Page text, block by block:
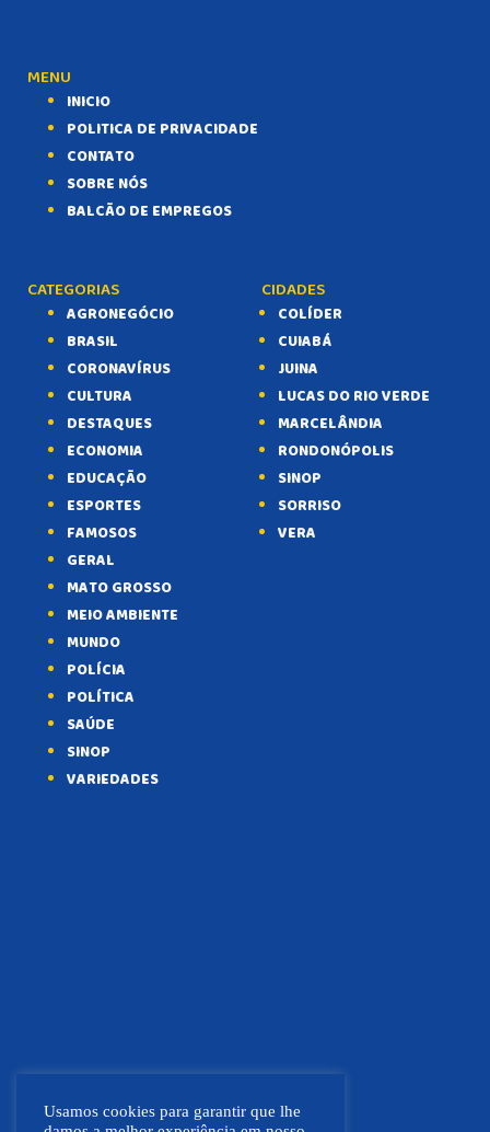
MENU
INICIO
POLITICA DE PRIVACIDADE
CONTATO
SOBRE NÓS
BALCÃO DE EMPREGOS
CATEGORIAS
AGRONEGÓCIO
BRASIL
CORONAVÍRUS
CULTURA
DESTAQUES
ECONOMIA
EDUCAÇÃO
ESPORTES
FAMOSOS
GERAL
MATO GROSSO
MEIO AMBIENTE
MUNDO
POLÍCIA
POLÍTICA
SAÚDE
SINOP
VARIEDADES
CIDADES
COLÍDER
CUIABÁ
JUINA
LUCAS DO RIO VERDE
MARCELÂNDIA
RONDONÓPOLIS
SINOP
SORRISO
VERA
Usamos cookies para garantir que lhe